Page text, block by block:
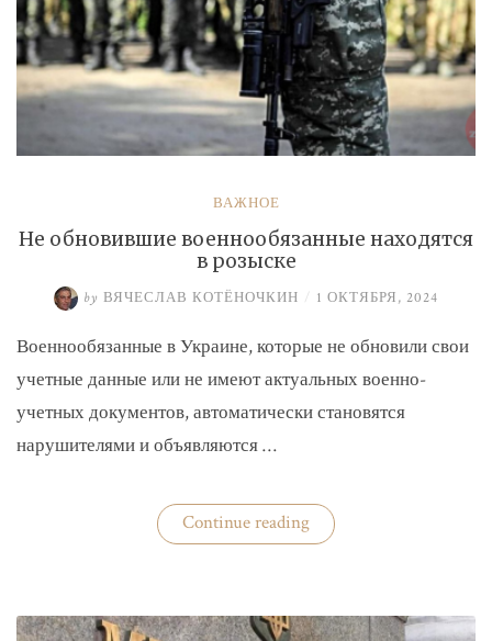
ВАЖНОЕ
Не обновившие военнообязанные находятся
в розыске
by ВЯЧЕСЛАВ КОТЁНОЧКИН / 1 ОКТЯБРЯ, 2024
Военнообязанные в Украине, которые не обновили свои
учетные данные или не имеют актуальных военно-
учетных документов, автоматически становятся
нарушителями и объявляются …
Continue reading«Не
обновившие
розыске»